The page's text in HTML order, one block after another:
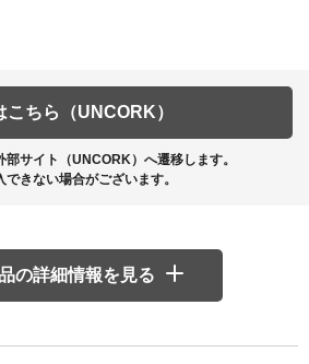
こちら（UNCORK）
サイト（UNCORK）へ遷移します。
きない場合がございます。
の詳細情報を見る